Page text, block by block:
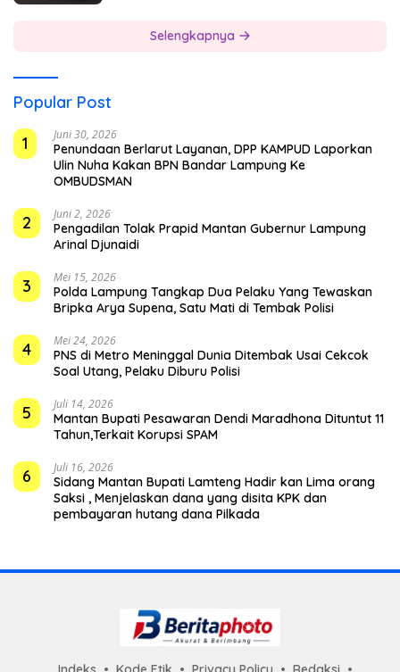
Selengkapnya
Popular Post
1
Juni 30, 2026
Penundaan Berlarut Layanan, DPP KAMPUD Laporkan
Ulin Nuha Kakan BPN Bandar Lampung Ke
OMBUDSMAN
2 Juni 2, 2026
Pengadilan Tolak Prapid Mantan Gubernur Lampung
Arinal Djunaidi
3 Mei 15, 2026
Polda Lampung Tangkap Dua Pelaku Yang Tewaskan
Bripka Arya Supena, Satu Mati di Tembak Polisi
4 Mei 24, 2026
PNS di Metro Meninggal Dunia Ditembak Usai Cekcok
Soal Utang, Pelaku Diburu Polisi
5 Juli 14, 2026
Mantan Bupati Pesawaran Dendi Maradhona Dituntut 11
Tahun,Terkait Korupsi SPAM
6 Juli 16, 2026
Sidang Mantan Bupati Lamteng Hadir kan Lima orang
Saksi , Menjelaskan dana yang disita KPK dan
pembayaran hutang dana Pilkada